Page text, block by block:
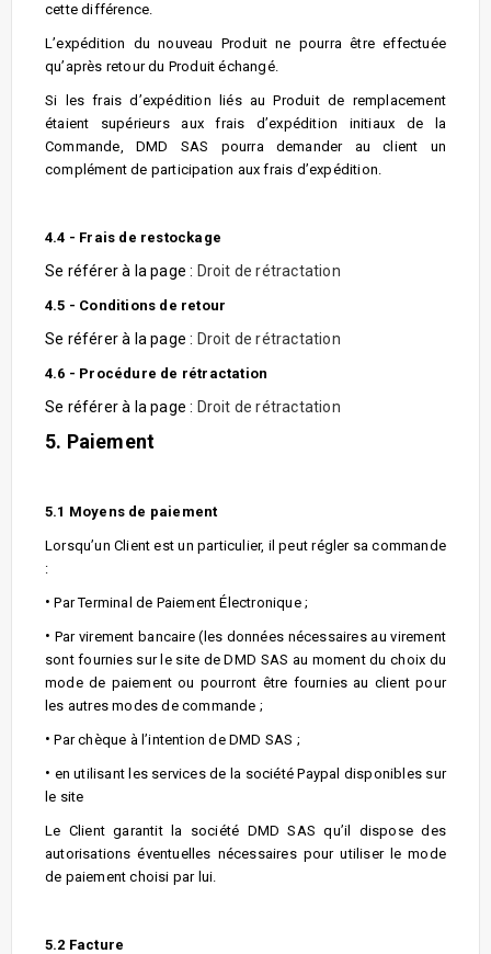
cette différence.
L’expédition du nouveau Produit ne pourra être effectuée
qu’après retour du Produit échangé.
Si les frais d’expédition liés au Produit de remplacement
étaient supérieurs aux frais d’expédition initiaux de la
Commande, DMD SAS pourra demander au client un
complément de participation aux frais d’expédition.
4.4 - Frais de restockage
Se référer à la page : Droit de rétractation
4.5 - Conditions de retour
Se référer à la page : Droit de rétractation
4.6 - Procédure de rétractation
Se référer à la page : Droit de rétractation
5. Paiement
5.1 Moyens de paiement
Lorsqu’un Client est un particulier, il peut régler sa commande
:
•Par Terminal de Paiement Électronique ;
• Par virement bancaire (les données nécessaires au virement
sont fournies sur le site de DMD SAS au moment du choix du
mode de paiement ou pourront être fournies au client pour
les autres modes de commande ;
•Par chèque à l’intention de DMD SAS ;
• en utilisant les services de la société Paypal disponibles sur
le site
Le Client garantit la société DMD SAS qu’il dispose des
autorisations éventuelles nécessaires pour utiliser le mode
de paiement choisi par lui.
5.2 Facture